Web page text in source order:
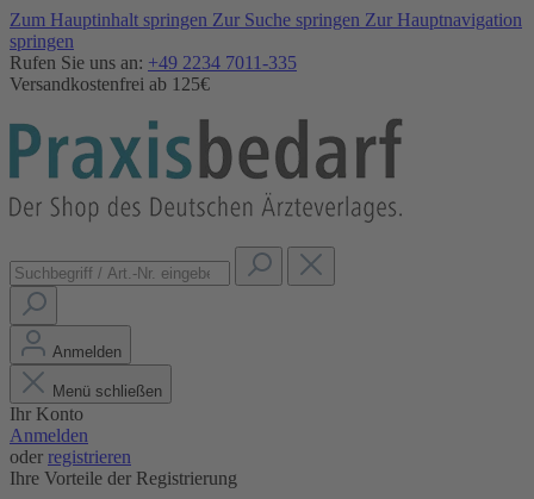
Zum Hauptinhalt springen Zur Suche springen Zur Hauptnavigation
springen
Rufen Sie uns an: +49 2234 7011-335
Versandkostenfrei ab 125€
Anmelden
Menü schließen
Ihr Konto
Anmelden
oder registrieren
Ihre Vorteile der Registrierung